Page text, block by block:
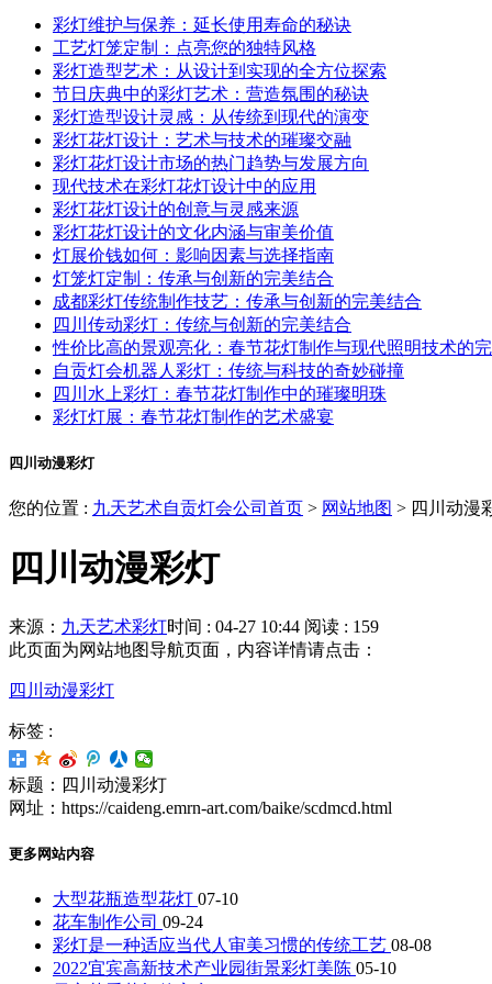
彩灯维护与保养：延长使用寿命的秘诀
工艺灯笼定制：点亮您的独特风格
彩灯造型艺术：从设计到实现的全方位探索
节日庆典中的彩灯艺术：营造氛围的秘诀
彩灯造型设计灵感：从传统到现代的演变
彩灯花灯设计：艺术与技术的璀璨交融
彩灯花灯设计市场的热门趋势与发展方向
现代技术在彩灯花灯设计中的应用
彩灯花灯设计的创意与灵感来源
彩灯花灯设计的文化内涵与审美价值
灯展价钱如何：影响因素与选择指南
灯笼灯定制：传承与创新的完美结合
成都彩灯传统制作技艺：传承与创新的完美结合
四川传动彩灯：传统与创新的完美结合
性价比高的景观亮化：春节花灯制作与现代照明技术的
自贡灯会机器人彩灯：传统与科技的奇妙碰撞
四川水上彩灯：春节花灯制作中的璀璨明珠
彩灯灯展：春节花灯制作的艺术盛宴
四川动漫彩灯
您的位置 : 九天艺术自贡灯会公司首页 > 网站地图 > 四川动漫
四川动漫彩灯
来源： 九天艺术彩灯时间 : 04-27 10:44 阅读 : 159
此页面为网站地图导航页面，内容详情请点击：
四川动漫彩灯
标签 :
标题：四川动漫彩灯
网址：https://caideng.emrn-art.com/baike/scdmcd.html
更多网站内容
大型花瓶造型花灯 07-10
花车制作公司 09-24
彩灯是一种适应当代人审美习惯的传统工艺 08-08
2022宜宾高新技术产业园街景彩灯美陈 05-10